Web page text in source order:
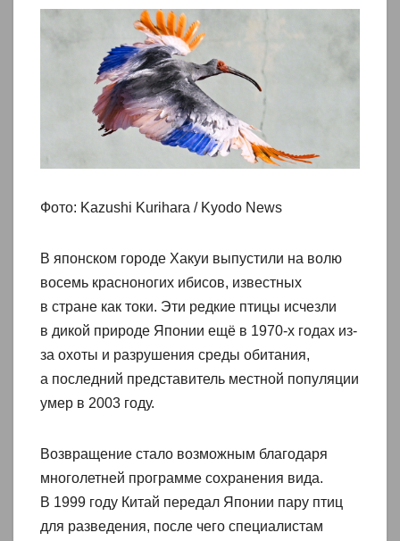
Фото: Kazushi Kurihara / Kyodo News
В японском городе Хакуи выпустили на волю
восемь красноногих ибисов, известных
в стране как токи. Эти редкие птицы исчезли
в дикой природе Японии ещё в 1970‑х годах из-
за охоты и разрушения среды обитания,
а последний представитель местной популяции
умер в 2003 году.
Возвращение стало возможным благодаря
многолетней программе сохранения вида.
В 1999 году Китай передал Японии пару птиц
для разведения, после чего специалистам